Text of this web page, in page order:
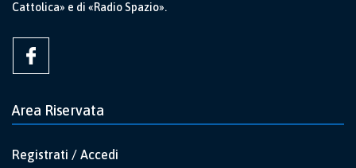
Cattolica» e di «Radio Spazio».
Area Riservata
Registrati / Accedi